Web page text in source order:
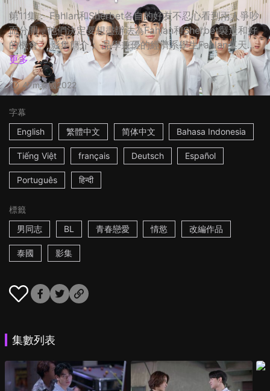
第11集： Fahlan和Sherbet各自的好友不忍心看到兩人爭吵
而分開，他們決定要想盡辦法為Fahlan和Sherbet製造和好
的機會。 影集簡介： 品學兼優的經濟系學生Fahlan某天...
更多
47m泰國2022
字幕
English
繁體中文 简体中文 Bahasa Indonesia
Tiếng Việt français Deutsch Español
Português हिन्दी
標籤
男同志
BL 青春戀愛 情慾 改編作品
泰國 影集
集數列表